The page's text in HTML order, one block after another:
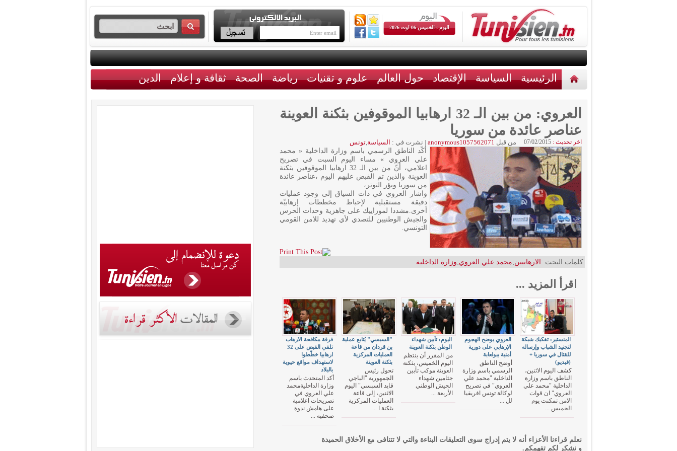
اليوم : الخميس 06 اوت 2026
الرئيسية السياسة الإقتصاد حول العالم علوم و تقنيات رياضة الصحة ثقافة و إعلام الدين
العروي: من بين الـ 32 ارهابيا الموقوفين بثكنة العوينة
عناصر عائدة من سوريا
اخر تحديث : 07/02/2015 من قبل anonymous1057562071
| نشرت في : السياسة,تونس
أكّد الناطق الرسمي باسم وزارة الداخلية « محمد
علي العروي » مساء اليوم السبت في تصريح
اعلامي، أنّ من بين الـ 32 ارهابيا الموقوفين بثكنة
العوينة والذين تم القبض عليهم اليوم ،عناصر عائدة
من سوريا وبؤر التوتر،
واشار العروي في ذات السياق إلى وجود عمليات
دقيقة مستقبلية لإحباط مخططات إرهابيّة
أخرى.مشددا لموزاييك على جاهزية وحدات الحرس
والجيش الوطنيين للتصدي لأي تهديد للامن القومي
التونسي.
كلمات البحث : الارهابيين;محمد علي العروي;وزارة الداخلية
اقرأ المزيد ...
فرقة مكافحة الارهاب
تلقي القبض على 32
ارهابيا خطّطوا
لاستهداف مواقع حيوية
بالبلاد
أكد المتحدث باسم
وزارة الداخليةمحمد
علي العروي في
تصريحات اعلامية
على هامش ندوة
صحفية ...
"السبسي" يُتابع عملية
بن قردان من قاعة
العمليات المركزية
بثكنة العوينة
تحول رئيس
الجمهورية "الباجي
قايد السبسي" اليوم
الاثنين، إلى قاعة
العمليات المركزية
بثكنة ا ...
اليوم: تأبين شهداء
الوطن بثكنة العوينة
من المقرر أن ينتظم
اليوم الخميس، بثكنة
العوينة موكب تأبين
جثامين شهداء
الجيش الوطني
الأربعة ...
العروي يوضح الهجوم
الإرهابي على دورية
أمنية ببولعابة
أوضح الناطق
الرسمي باسم وزارة
الداخلية "محمد علي
العروي" في تصريح
لوكالة تونس افريقيا
لل ...
المنستير: تفكيك شبكة
لتجنيد الشباب وإرساله
للقتال في سوريا +
(فيديو)
كشف اليوم الاثنين،
الناطق باسم وزارة
الداخلية "محمد علي
العروي" ان قوات
الامن تمكنت يوم
الخميس ...
نعلم قراءنا الأعزاء أنه لا يتم إدراج سوى التعليقات البناءة والتي لا تتنافى مع الأخلاق الحميدة
و نشكر لكم تفهمكم.